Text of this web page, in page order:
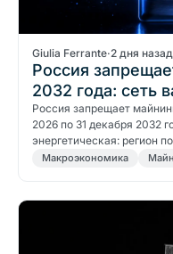
Giulia Ferrante·2 дня назад
Россия
2032 года: сеть
Россия запрещает
2026 по 31 декабря 2032
энергетическая: регион
Макроэкономика